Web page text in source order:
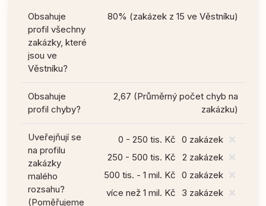
Obsahuje
profil všechny
zakázky, které
jsou ve
Věstníku?
80% (zakázek z 15 ve Věstníku)
Obsahuje
profil chyby?
2,67 (Průměrný počet chyb na
zakázku)
Uveřejňují se
na profilu
zakázky
malého
rozsahu?
(Poměřujeme
0 - 250 tis. Kč 0 zakázek
250 - 500 tis. Kč
2 zakázek
500 tis. - 1 mil. Kč 0 zakázek
více než 1 mil. Kč
3 zakázek